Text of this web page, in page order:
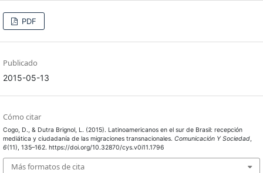
PDF
Publicado
2015-05-13
Cómo citar
Cogo, D., & Dutra Brignol, L. (2015). Latinoamericanos en el sur de Brasil: recepción
mediática y ciudadanía de las migraciones transnacionales. Comunicación Y Sociedad,
6(11), 135–162. https://doi.org/10.32870/cys.v0i11.1796
Más formatos de cita